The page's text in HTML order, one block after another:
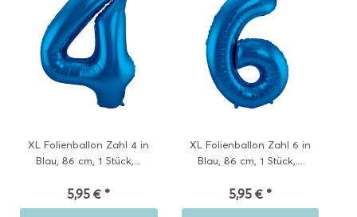
XL Folienballon Zahl 4 in
Blau, 86 cm, 1 Stück,...
5,95 € *
XL Folienballon Zahl 6 in
Blau, 86 cm, 1 Stück,...
5,95 € *